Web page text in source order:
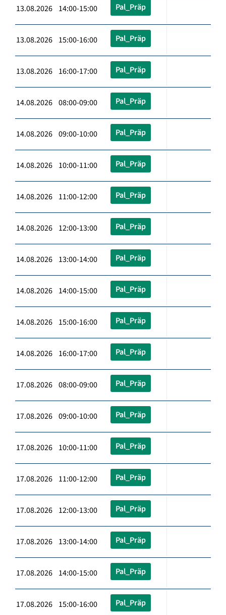
13.08.2026 14:00-15:00 Pal_Präp
13.08.2026 15:00-16:00 Pal_Präp
13.08.2026 16:00-17:00 Pal_Präp
14.08.2026 08:00-09:00 Pal_Präp
14.08.2026 09:00-10:00 Pal_Präp
14.08.2026 10:00-11:00 Pal_Präp
14.08.2026 11:00-12:00 Pal_Präp
14.08.2026 12:00-13:00 Pal_Präp
14.08.2026 13:00-14:00 Pal_Präp
14.08.2026 14:00-15:00 Pal_Präp
14.08.2026 15:00-16:00 Pal_Präp
14.08.2026 16:00-17:00 Pal_Präp
17.08.2026 08:00-09:00 Pal_Präp
17.08.2026 09:00-10:00 Pal_Präp
17.08.2026 10:00-11:00 Pal_Präp
17.08.2026 11:00-12:00 Pal_Präp
17.08.2026 12:00-13:00 Pal_Präp
17.08.2026 13:00-14:00 Pal_Präp
17.08.2026 14:00-15:00 Pal_Präp
17.08.2026 15:00-16:00 Pal_Präp